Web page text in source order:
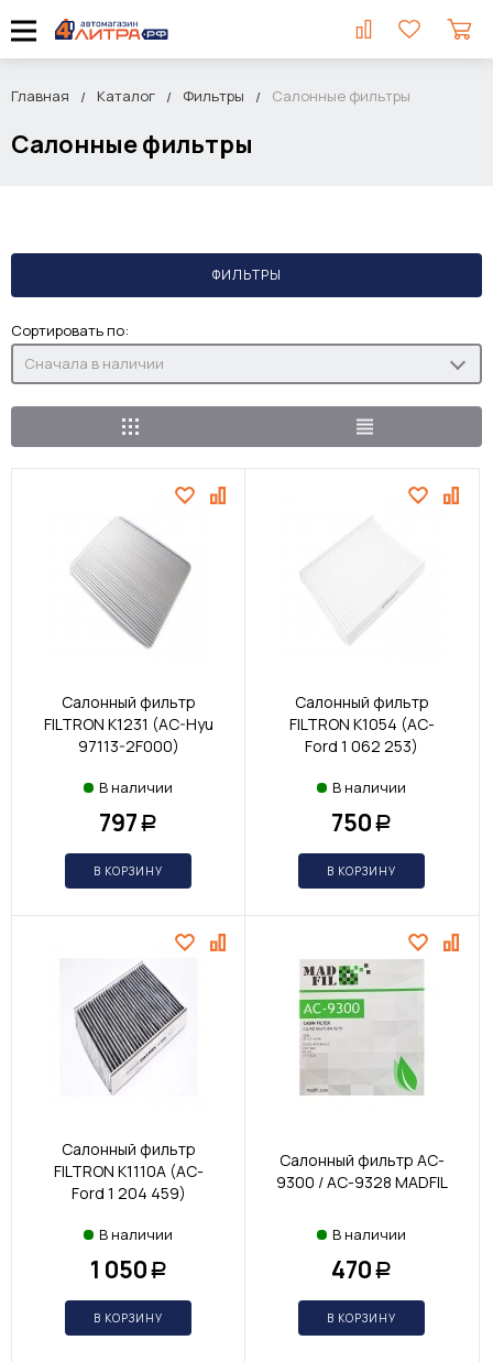
Главная Каталог Фильтры Салонные фильтры
Салонные фильтры
ФИЛЬТРЫ
Сортировать по:
Сначала в наличии
Салонный фильтр
FILTRON K1231 (AC-Hyu
97113-2F000)
В наличии
797 Р
В КОРЗИНУ
Салонный фильтр
FILTRON K1054 (AC-
Ford 1 062 253)
В наличии
750 Р
В КОРЗИНУ
Салонный фильтр
FILTRON K1110A (AC-
Ford 1 204 459)
В наличии
1 050 Р
В КОРЗИНУ
Салонный фильтр AC-
9300 / AC-9328 MADFIL
В наличии
470 Р
В КОРЗИНУ